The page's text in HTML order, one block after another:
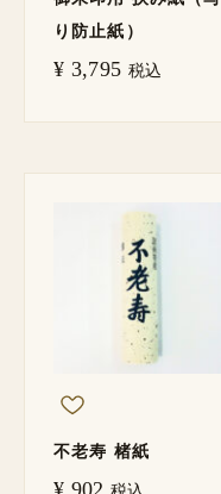
り防止紙）
¥ 3,795 税込
不老寿 楮紙
¥ 902